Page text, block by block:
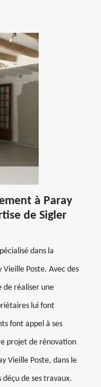
à Paray
de Sigler
dans la
Poste. Avec des
de réaliser une
lui font
font appel à ses
projet de rénovation
Vieille Poste, dans le
déçu de ses travaux.